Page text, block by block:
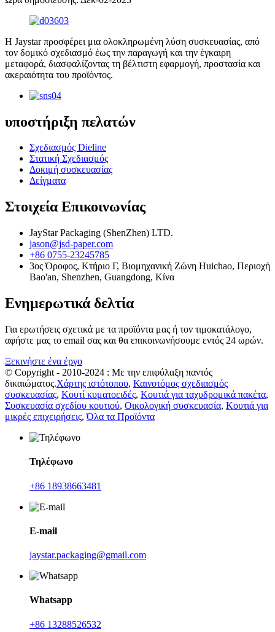
Η Jaystar προσφέρει μια ολοκληρωμένη λύση συσκευασίας, από
τον δομικό σχεδιασμό έως την παραγωγή και την έγκαιρη
μεταφορά, διασφαλίζοντας τη βέλτιστη εφαρμογή, προστασία και
ακεραιότητα του προϊόντος.
υποστήριξη πελατών
Σχεδιασμός Dieline
Στατική Σχεδιασμός
Δοκιμή συσκευασίας
Δείγματα
Στοιχεία Επικοινωνίας
JayStar Packaging (ShenZhen) LTD.
jason@jsd-paper.com
+86 0755-23245785
3ος Όροφος, Κτήριο Γ, Βιομηχανική Ζώνη Huichao, Περιοχή
Bao'an, Shenzhen, Guangdong, Κίνα
Ενημερωτικά δελτία
Για ερωτήσεις σχετικά με τα προϊόντα μας ή τον τιμοκατάλογο,
αφήστε μας το email σας και θα επικοινωνήσουμε εντός 24 ωρών.
Ξεκινήστε ένα έργο
© Copyright - 2010-2024 : Με την επιφύλαξη παντός
δικαιώματος.Χάρτης ιστότοπου, Καινοτόμος σχεδιασμός
συσκευασίας, Κουτί κυματοειδές, Κουτιά για ταχυδρομικά πακέτα,
Συσκευασία σχεδίου κουτιού, Οικολογική συσκευασία, Κουτιά για
μικρές επιχειρήσεις,Όλα τα Προϊόντα
Τηλέφωνο
+86 18938663481
E-mail
jaystar.packaging@gmail.com
Whatsapp
+86 13288526532